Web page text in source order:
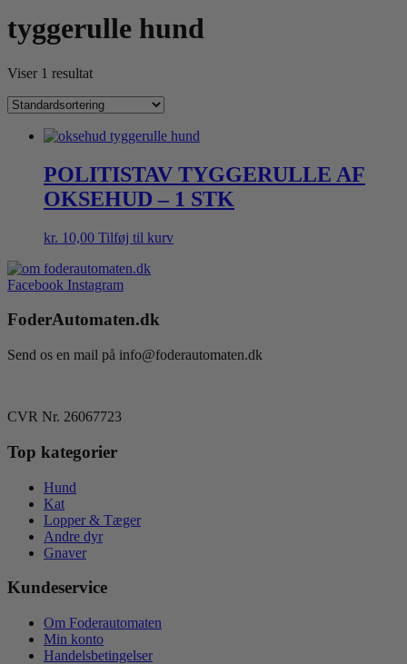
tyggerulle hund
Viser 1 resultat
POLITISTAV TYGGERULLE AF
OKSEHUD – 1 STK
kr. 10,00 Tilføj til kurv
Facebook Instagram
FoderAutomaten.dk
Send os en mail på info@foderautomaten.dk
CVR Nr. 26067723
Top kategorier
Hund
Kat
Lopper & Tæger
Andre dyr
Gnaver
Kundeservice
Om Foderautomaten
Min konto
Handelsbetingelser